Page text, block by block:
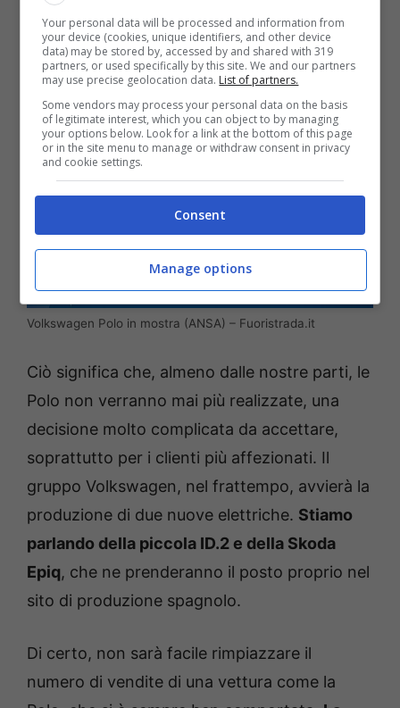
mercati di quella parte del mondo, senza più
arrivare in Europa.
Volkswagen Polo in mostra (ANSA) – Fuoristrada.it
Ciò significa che, almeno dalle nostre parti, le
Polo non verranno mai più realizzate, una
decisione molto complicata da accettare,
soprattutto per i clienti più affezionati. Il
gruppo Volkswagen, nel frattempo, avvierà la
produzione di due nuove elettriche. Stiamo
parlando della piccola ID.2 e della Skoda
Epiq, che ne prenderanno il posto proprio nel
sito di produzione spagnolo.
Di certo, non sarà facile rimpiazzare il
numero di vendite di una vettura come la
Your personal data will be processed and information from
your device (cookies, unique identifiers, and other device
data) may be stored by, accessed by and shared with 319
partners, or used specifically by this site. We and our partners
may use precise geolocation data. List of partners.
Some vendors may process your personal data on the basis
of legitimate interest, which you can object to by managing
your options below. Look for a link at the bottom of this page
or in the site menu to manage or withdraw consent in privacy
and cookie settings.
Consent
Manage options